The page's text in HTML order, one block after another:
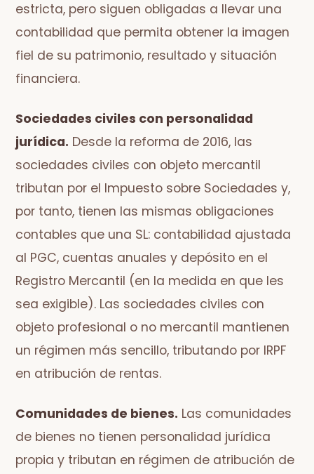
estricta, pero siguen obligadas a llevar una
contabilidad que permita obtener la imagen
fiel de su patrimonio, resultado y situación
financiera.
Sociedades civiles con personalidad
jurídica. Desde la reforma de 2016, las
sociedades civiles con objeto mercantil
tributan por el Impuesto sobre Sociedades y,
por tanto, tienen las mismas obligaciones
contables que una SL: contabilidad ajustada
al PGC, cuentas anuales y depósito en el
Registro Mercantil (en la medida en que les
sea exigible). Las sociedades civiles con
objeto profesional o no mercantil mantienen
un régimen más sencillo, tributando por IRPF
en atribución de rentas.
Comunidades de bienes. Las comunidades
de bienes no tienen personalidad jurídica
propia y tributan en régimen de atribución de